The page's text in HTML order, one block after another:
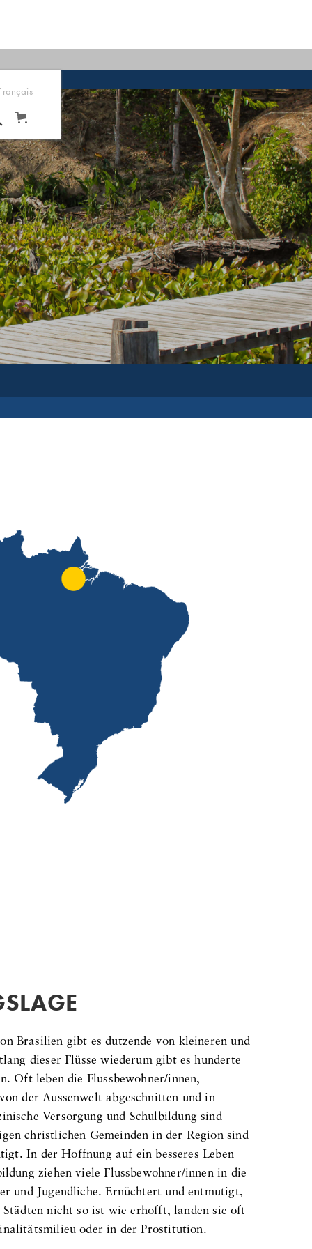
Brasilien gibt es dutzende von kleineren und
dieser Flüsse wiederum gibt es hunderte
Oft leben die Flussbewohner/innen,
der Aussenwelt abgeschnitten und in
Versorgung und Schulbildung sind
christlichen Gemeinden in der Region sind
In der Hoffnung auf ein besseres Leben
ziehen viele Flussbewohner/innen in die
und Jugendliche. Ernüchtert und entmutigt,
Städten nicht so ist wie erhofft, landen sie oft
oder in der Prostitution.